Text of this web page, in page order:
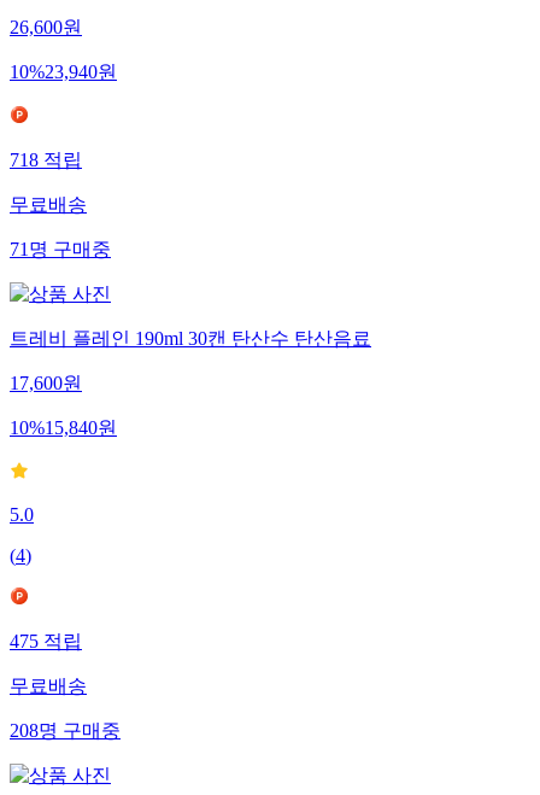
26,600원
10%23,940원
718적립
무료배송
71명구매중
트레비 플레인 190ml 30캔 탄산수 탄산음료
17,600원
10%15,840원
5.0
(4)
475적립
무료배송
208명구매중